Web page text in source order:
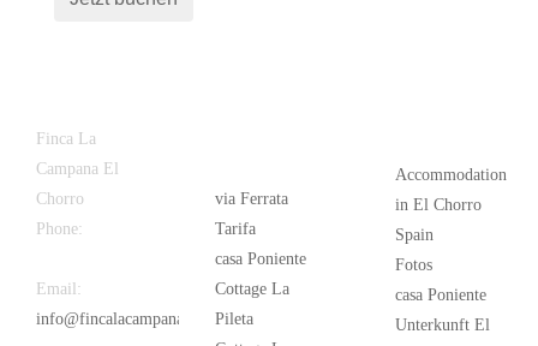
Finca La
Campana El
Chorro
Phone:
Email:
info@fincalacampana.com
via Ferrata
Tarifa
casa Poniente
Cottage La
Pileta
Accommodation
in El Chorro
Spain
Fotos
casa Poniente
Unterkunft El